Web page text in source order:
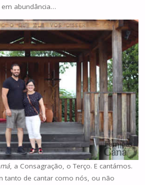
abundância…
, a Consagração, o Terço. E cantámos.
tanto de cantar como nós, ou não